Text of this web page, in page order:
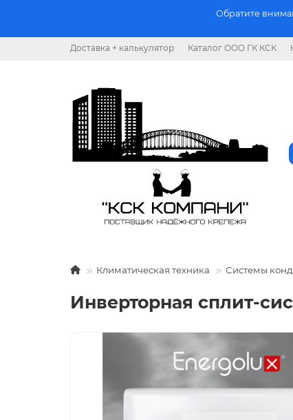
Обратите
Доставка + калькулятор Каталог ООО ГК КСК
Климатическая техника Системы
Инверторная сплит-